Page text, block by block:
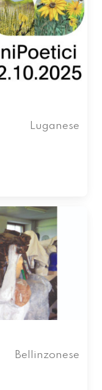
Luganese
Bellinzonese